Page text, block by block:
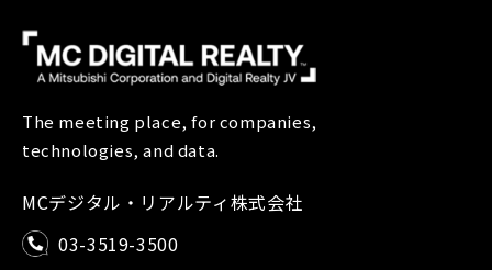
The meeting place, for companies,
technologies, and data.
MCデジタル・リアルティ株式会社
03-3519-3500